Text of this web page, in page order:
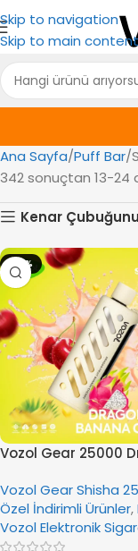
Skip to navigation
Skip to main content
Ana Sayfa Puff Bar
342 sonuçtan 13-24
Kenar
-14%
Vozol Gear 25000
Vozol Gear Shisha
Özel İndirimli Ürünler,
Vozol Elektronik